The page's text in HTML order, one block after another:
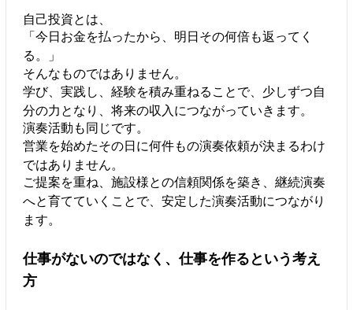
自己投資とは、
「今日お金を払ったから、明日その何倍も返ってく
る。」
そんなものではありません。
学び、実践し、経験を積み重ねることで、少しずつ自
分の力となり、将来の収入につながっていきます。
演奏活動も同じです。
営業を始めたその日に何件もの演奏依頼が決まるわけ
ではありません。
ご提案を重ね、施設様との信頼関係を築き、継続演奏
へと育てていくことで、安定した演奏活動につながり
ます。
仕事がないのではなく、仕事を作るという考え
方